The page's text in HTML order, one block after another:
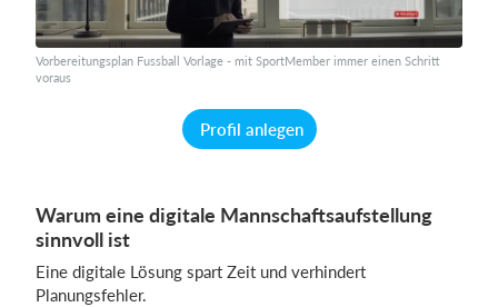
Vorbereitungsplan Fussball Vorlage - mit SportMember immer einen Schritt
voraus
Profil anlegen
Warum eine digitale Mannschaftsaufstellung
sinnvoll ist
Eine digitale Lösung spart Zeit und verhindert
Planungsfehler.